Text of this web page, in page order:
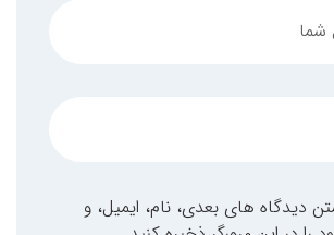
دیدگاه های بعدی، نام، ایمیل، و